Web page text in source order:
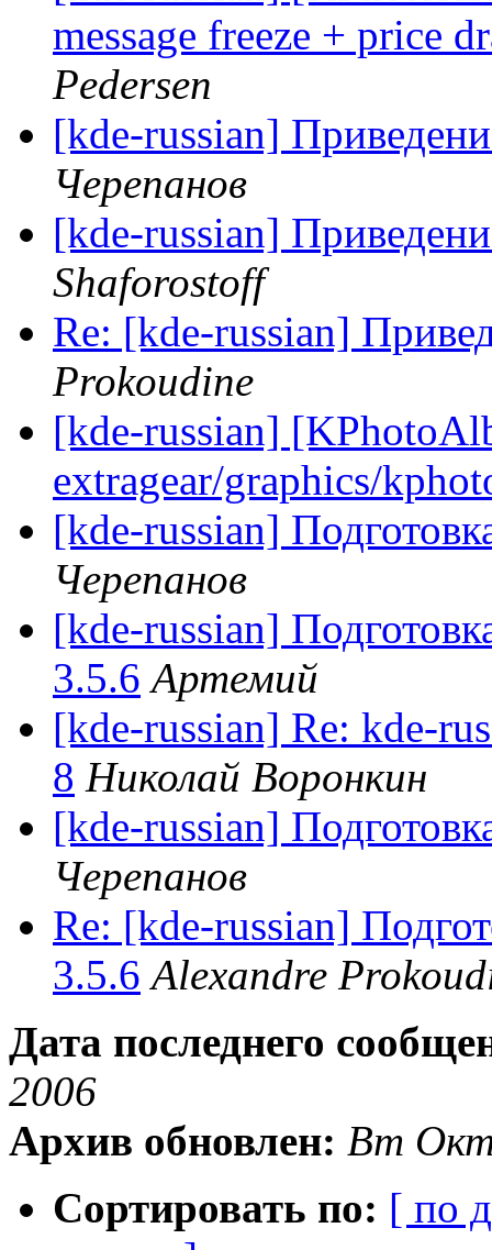
message freeze + price
Pedersen
[kde-russian]
Черепанов
[kde-russian]
Shaforostoff
Re: [kde-russian]
Prokoudine
[kde-russian]
extragear/graphics/
[kde-russian]
Черепанов
[kde-russian]
3.5.6 Артемий
[kde-russian] Re: kde-
8 Николай Воронкин
[kde-russian]
Черепанов
Re: [kde-russian]
3.5.6 Alexandre
Дата последнего
2006
Архив обновлен: Вт Окт
Сортировать по: [ по